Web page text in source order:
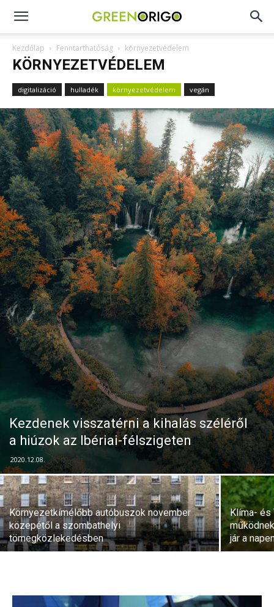
Green
Origo
portál
Kezdőlap Fenntarthatóság környezetvédelem
KÖRNYEZETVÉDELEM
digitalizáció hulladék környezetvédelem vegán
Kezdenek visszatérni a kihalás széléről
a hiúzok az Ibériai-félszigeten
2020.12.08.
Környezetkímélőbb autóbuszok november
közepétől a szombathelyi
tömegközlekedésben
Klíma- és
jár a